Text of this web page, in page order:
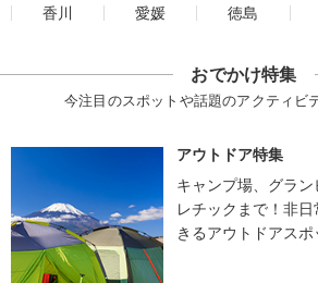
香川
愛媛 徳島
おでかけ特集
今注目のスポットや話題のアクティビ
アウトドア特集
キャンプ場、グラ
レチックまで！非
きるアウトドアスポ